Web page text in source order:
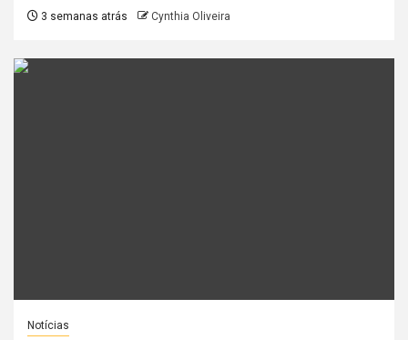
3 semanas atrás Cynthia Oliveira
Notícias